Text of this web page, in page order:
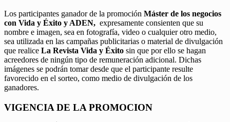
Los participantes ganador de la promoción Máster de los negocios
con Vida y Éxito y ADEN, expresamente consienten que su
nombre e imagen, sea en fotografía, video o cualquier otro medio,
sea utilizada en las campañas publicitarias o material de divulgación
que realice La Revista Vida y Éxito sin que por ello se hagan
acreedores de ningún tipo de remuneración adicional. Dichas
imágenes se podrán tomar desde que el participante resulte
favorecido en el sorteo, como medio de divulgación de los
ganadores.
VIGENCIA DE LA PROMOCION